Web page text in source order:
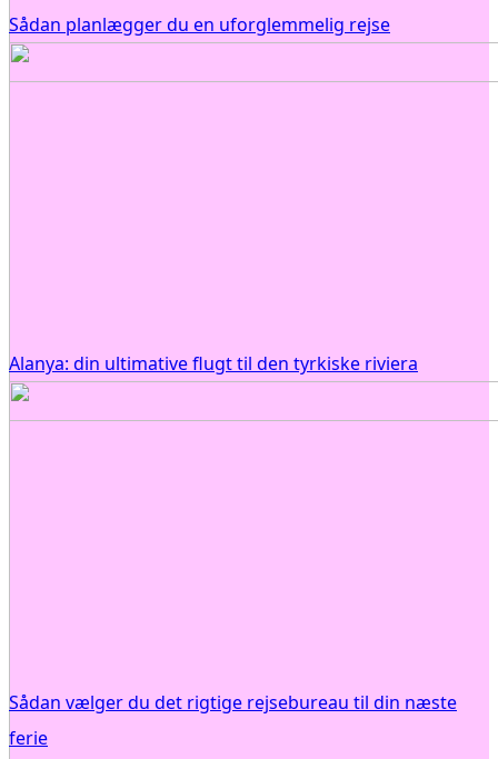
Sådan planlægger du en uforglemmelig rejse
Alanya: din ultimative flugt til den tyrkiske riviera
Sådan vælger du det rigtige rejsebureau til din næste
ferie